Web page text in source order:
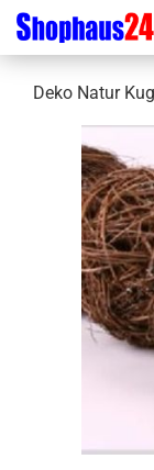
Deko Natur